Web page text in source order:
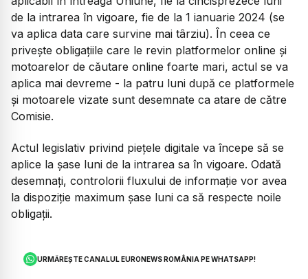
de la intrarea în vigoare, fie de la 1 ianuarie 2024 (se
va aplica data care survine mai târziu). În ceea ce
priveşte obligaţiile care le revin platformelor online şi
motoarelor de căutare online foarte mari, actul se va
aplica mai devreme - la patru luni după ce platformele
şi motoarele vizate sunt desemnate ca atare de către
Comisie.
Actul legislativ privind pieţele digitale va începe să se
aplice la şase luni de la intrarea sa în vigoare. Odată
desemnaţi, controlorii fluxului de informaţie vor avea
la dispoziţie maximum şase luni ca să respecte noile
obligaţii.
URMĂREȘTE CANALUL EURONEWS ROMÂNIA PE WHATSAPP!